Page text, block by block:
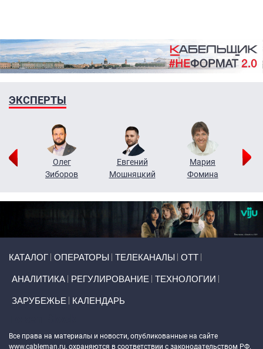
ЭКСПЕРТЫ
Олег
Зиборов
Евгений
Мошняцкий
Мария
Фомина
КАТАЛОГ ОПЕРАТОРЫ ТЕЛЕКАНАЛЫ ОТТ
АНАЛИТИКА РЕГУЛИРОВАНИЕ ТЕХНОЛОГИИ
ЗАРУБЕЖЬЕ КАЛЕНДАРЬ
Все права на материалы и новости, опубликованные на сайте
www.cableman.ru, охраняются в соответствии с законодательством РФ.